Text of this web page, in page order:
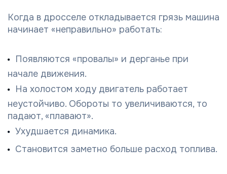
Когда в дросселе откладывается грязь машина
начинает «неправильно» работать:
Появляются «провалы» и дерганье при
начале движения.
На холостом ходу двигатель работает
неустойчиво. Обороты то увеличиваются, то
падают, «плавают».
Ухудшается динамика.
Становится заметно больше расход топлива.